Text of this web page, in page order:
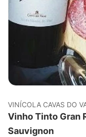
VINÍCOLA CAVAS DO
Vinho Tinto Gran
Sauvignon